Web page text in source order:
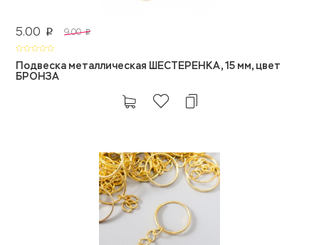
5.00 p 9.00 p
Подвеска металлическая ШЕСТЕРЕНКА, 15 мм, цвет
БРОНЗА